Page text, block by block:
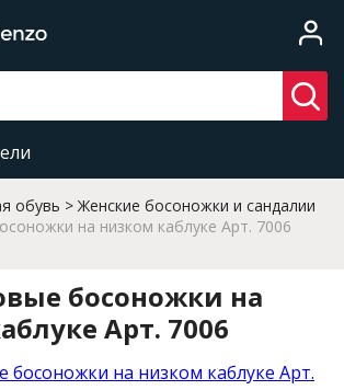
обувь
Женские босоножки и сандалии
на низком каблуке Арт. 7006
босоножки на
Арт. 7006